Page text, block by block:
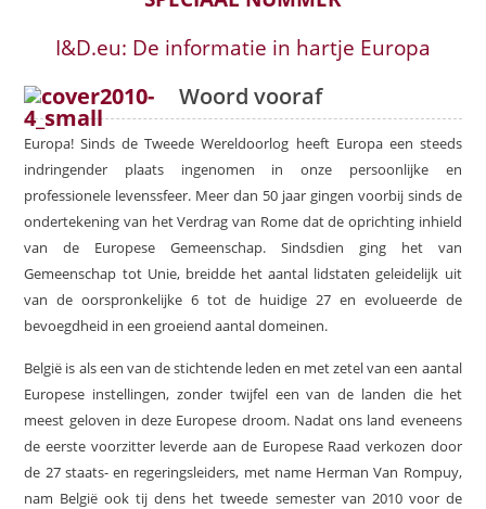
I&D.eu: De informatie in hartje Europa
Woord vooraf
Europa! Sinds de Tweede Wereldoorlog heeft Europa een steeds
indringender plaats ingenomen in onze persoonlijke en
professionele levenssfeer. Meer dan 50 jaar gingen voorbij sinds de
ondertekening van het Verdrag van Rome dat de oprichting inhield
van de Europese Gemeenschap. Sindsdien ging het van
Gemeenschap tot Unie, breidde het aantal lidstaten geleidelijk uit
van de oorspronkelijke 6 tot de huidige 27 en evolueerde de
bevoegdheid in een groeiend aantal domeinen.
België is als een van de stichtende leden en met zetel van een aantal
Europese instellingen, zonder twijfel een van de landen die het
meest geloven in deze Europese droom. Nadat ons land eveneens
de eerste voorzitter leverde aan de Europese Raad verkozen door
de 27 staats- en regeringsleiders, met name Herman Van Rompuy,
nam België ook tij dens het tweede semester van 2010 voor de